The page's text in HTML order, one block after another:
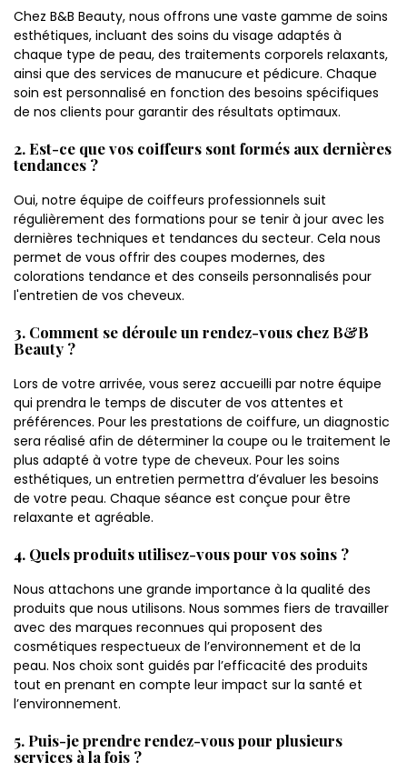
Chez B&B Beauty, nous offrons une vaste gamme de soins
esthétiques, incluant des soins du visage adaptés à
chaque type de peau, des traitements corporels relaxants,
ainsi que des services de manucure et pédicure. Chaque
soin est personnalisé en fonction des besoins spécifiques
de nos clients pour garantir des résultats optimaux.
2. Est-ce que vos coiffeurs sont formés aux dernières
tendances ?
Oui, notre équipe de coiffeurs professionnels suit
régulièrement des formations pour se tenir à jour avec les
dernières techniques et tendances du secteur. Cela nous
permet de vous offrir des coupes modernes, des
colorations tendance et des conseils personnalisés pour
l'entretien de vos cheveux.
3. Comment se déroule un rendez-vous chez B&B
Beauty ?
Lors de votre arrivée, vous serez accueilli par notre équipe
qui prendra le temps de discuter de vos attentes et
préférences. Pour les prestations de coiffure, un diagnostic
sera réalisé afin de déterminer la coupe ou le traitement le
plus adapté à votre type de cheveux. Pour les soins
esthétiques, un entretien permettra d’évaluer les besoins
de votre peau. Chaque séance est conçue pour être
relaxante et agréable.
4. Quels produits utilisez-vous pour vos soins ?
Nous attachons une grande importance à la qualité des
produits que nous utilisons. Nous sommes fiers de travailler
avec des marques reconnues qui proposent des
cosmétiques respectueux de l’environnement et de la
peau. Nos choix sont guidés par l’efficacité des produits
tout en prenant en compte leur impact sur la santé et
l’environnement.
5. Puis-je prendre rendez-vous pour plusieurs
services à la fois ?